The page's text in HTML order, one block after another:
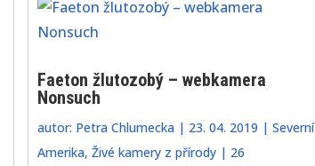
Faeton žlutozobý – webkamera
Nonsuch
autor: Petra Chlumecka| 23. 04. 2019 | Severní
Amerika, Živé kamery z přírody| 26